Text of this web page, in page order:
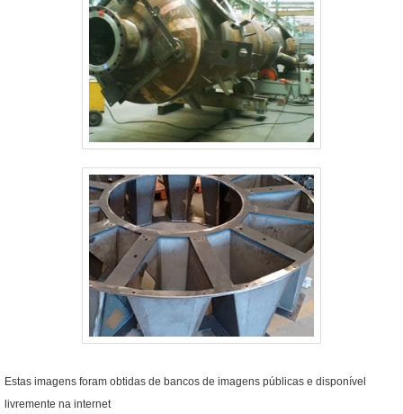
Estas imagens foram obtidas de bancos de imagens públicas e disponível
livremente na internet